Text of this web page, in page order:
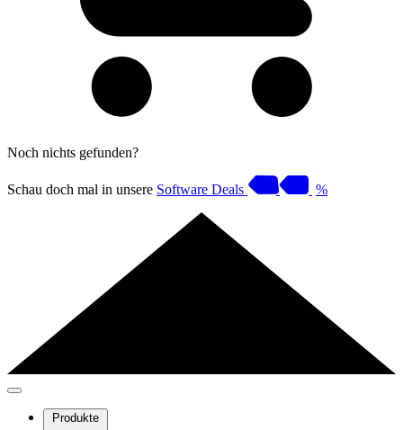
Noch nichts gefunden?
Schau doch mal in unsere Software Deals %
Produkte